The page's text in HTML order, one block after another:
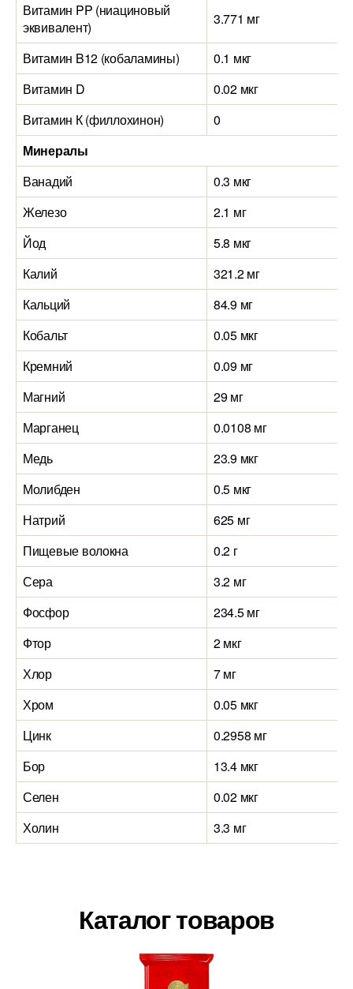
Витамин PP (ниациновый
эквивалент)
3.771 мг
Витамин B12 (кобаламины)
0.1 мкг
Витамин D
0.02 мкг
Витамин К (филлохинон)
0
Минералы
Ванадий
0.3 мкг
Железо
2.1 мг
Йод
5.8 мкг
Калий
321.2 мг
Кальций
84.9 мг
Кобальт
0.05 мкг
Кремний
0.09 мг
Магний
29 мг
Марганец
0.0108 мг
Медь
23.9 мкг
Молибден
0.5 мкг
Натрий
625 мг
Пищевые волокна
0.2 г
Сера
3.2 мг
Фосфор
234.5 мг
Фтор
2 мкг
Хлор
7 мг
Хром
0.05 мкг
Цинк
0.2958 мг
Бор
13.4 мкг
Селен
0.02 мкг
Холин
3.3 мг
Каталог товаров